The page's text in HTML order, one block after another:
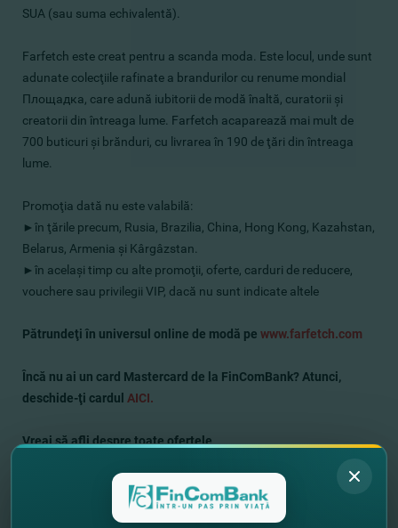
SUA (sau suma echivalentă).
Farfetch este creat pentru a scanda moda. Este locul, unde sunt
adunate colecţiile rafinate a brandurilor cu renume mondial
Площадка, care adună iubitorii de modă înaltă, curatorii şi
creatorii din întreaga lume. Farfetch acaparează mai mult de
700 buticuri şi brănduri, cu livrarea în 190 de ţări din întreaga
lume.
Promoţia dată nu este valabilă:
► în ţările precum, Rusia, Brazilia, China, Hong Kong, Kazahstan,
Belarus, Armenia şi Kârgâzstan.
► în acelaşi timp cu alte promoţii, oferte, carduri de reducere,
vouchere sau privilegii VIP, dacă nu sunt indicate altele
Pătrundeţi în universul online de modă pe www.farfetch.com
Încă nu ai un card Mastercard de la FinComBank? Atunci,
deschide-ţi cardul AICI.
Vreai să afli despre toate ofertele